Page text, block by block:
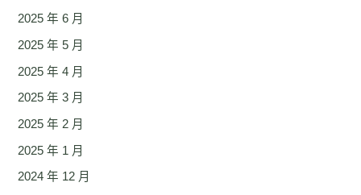
2025 年 6 月
2025 年 5 月
2025 年 4 月
2025 年 3 月
2025 年 2 月
2025 年 1 月
2024 年 12 月